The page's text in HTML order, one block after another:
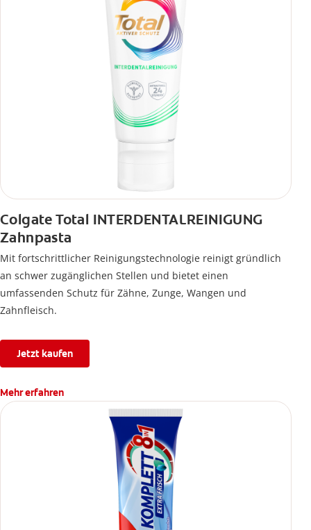
Colgate Total INTERDENTALREINIGUNG
Zahnpasta
Mit fortschrittlicher Reinigungstechnologie reinigt gründlich
an schwer zugänglichen Stellen und bietet einen
umfassenden Schutz für Zähne, Zunge, Wangen und
Zahnfleisch.
Jetzt kaufen
Mehr erfahren